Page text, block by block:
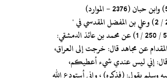
عن مجاهد قال: خرجت إلى العراق،
قال: إني ليس عندي شيء أعطيكم،